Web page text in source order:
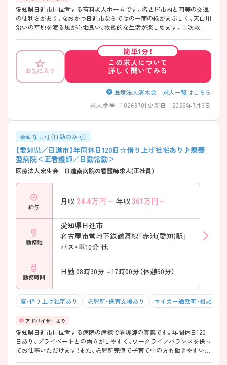
愛知県日進市に位置する有料老人ホームです。名古屋市内と同等の交通
の便利さがあり、なおかつ日進市ならではの一面の緑がまぶしく、天白川
沿いの草原を渡る風が心地良い、牧歌的な生活が楽しめます。二次救急
病の場合でも24時間ドクターが適確に対応できる環境です。地下鉄「平
針駅」から徒歩8分と好立地で通勤も便利です。未経験の方でも紹介可能
ですので興味のある方は是非ご応募ください。
お気に入り
簡単1分！
この求人について
詳しく聞いてみる
医療法人清水会 求人一覧はこちら
求人番号 : 10269701 更新日 : 2026年7月3日
夜勤なし可（日勤のみ可）
【愛知県／日進市】年間休日120日☆借り上げ社宅あり♪療養
型病院＜正看護師／日勤常勤＞
医療法人宏生会 日進南病院の看護師求人(正社員)
給与
月収 24.4万円～ 年収 361万円～
勤務地
愛知県日進市
名古屋市営地下鉄鶴舞線「赤池(愛知)駅」
バス・車10分 他
勤務時間
日勤:08時30分～17時00分（休憩60分）
寮・借り上げ社宅あり 託児所・保育支援あり マイカー通勤可・相談可
愛知県日進市に位置する病院の病棟で看護師の募集です。年間休日120
日あり、プライベートとの両立がしやすく、ワークライフバランスを保っ
てお仕事いただけます！また、託児所完備で子育て中の方も働きやすい環